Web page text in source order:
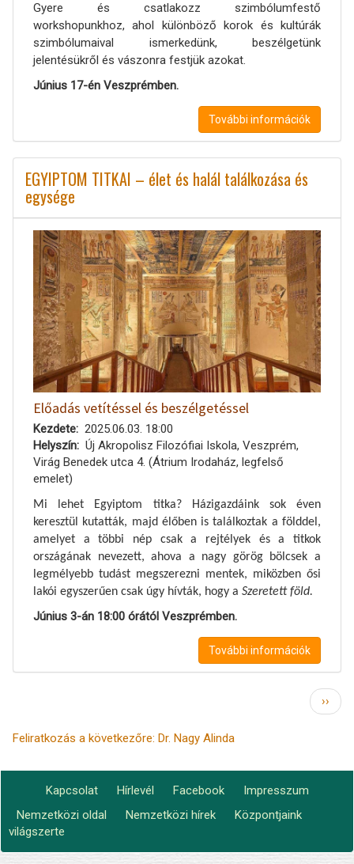
Gyere és csatlakozz szimbólumfestő
workshopunkhoz, ahol különböző korok és kultúrák
szimbólumaival ismerkedünk, beszélgetünk
jelentésükről és vászonra festjük azokat.
Június 17-én Veszprémben.
További információk
EGYIPTOM TITKAI – élet és halál találkozása és
egysége
Előadás vetítéssel és beszélgetéssel
Kezdete
2025.06.03. 18:00
Helyszín
Új Akropolisz Filozófiai Iskola, Veszprém,
Virág Benedek utca 4. (Átrium Irodaház, legfelső
emelet)
Mi lehet Egyiptom titka? Házigazdáink sok éven
keresztül kutatták, majd élőben is találkoztak a földdel,
amelyet a többi nép csak a rejtélyek és a titkok
országának nevezett, ahova a nagy görög bölcsek a
legmélyebb tudást megszerezni mentek, miközben ősi
lakói egyszerűen csak úgy hívták, hogy a Szeretett föld.
Június 3-án 18:00 órától Veszprémben.
További információk
oldal
››
Feliratkozás a következőre: Dr. Nagy Alinda
Footer
menu
Kapcsolat Hírlevél Facebook Impresszum
Lábléc2
Nemzetközi oldal Nemzetközi hírek
Központjaink
világszerte